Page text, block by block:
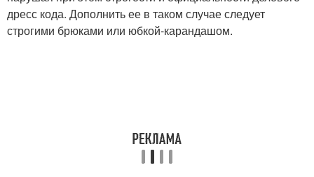
дресс кода. Дополнить ее в таком случае следует
строгими брюками или юбкой-карандашом.